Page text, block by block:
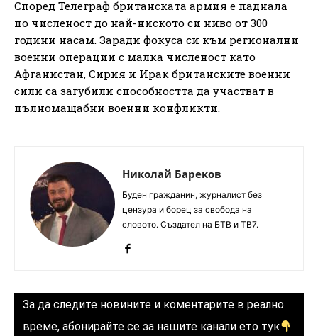
Според Телеграф британската армия е паднала
по численост до най-ниското си ниво от 300
години насам. Заради фокуса си към регионални
военни операции с малка численост като
Афганистан, Сирия и Ирак британските военни
сили са загубили способността да участват в
пълномащабни военни конфликти.
Николай Бареков
Буден гражданин, журналист без
цензура и борец за свобода на
словото. Създател на БТВ и ТВ7.
За да следите новините и коментарите в реално
време, абонирайте се за нашите канали ето тук